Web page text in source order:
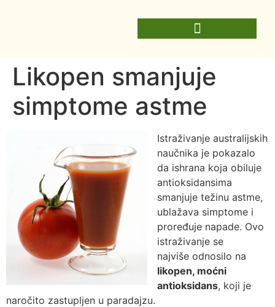
Likopen smanjuje
simptome astme
Istraživanje australijskih
naučnika je pokazalo
da ishrana koja obiluje
antioksidansima
smanjuje težinu astme,
ublažava simptome i
proređuje napade. Ovo
istraživanje se
najviše odnosilo na
likopen, moćni
antioksidans, koji je
naročito zastupljen u paradajzu.